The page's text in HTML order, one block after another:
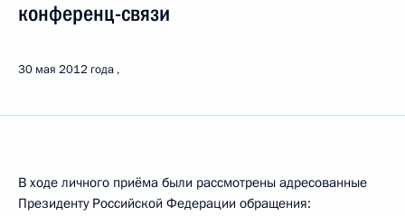
конференц-связи
30 мая 2012 года
В ходе личного приёма были рассмотрены адресованные
Президенту Российской Федерации обращения: